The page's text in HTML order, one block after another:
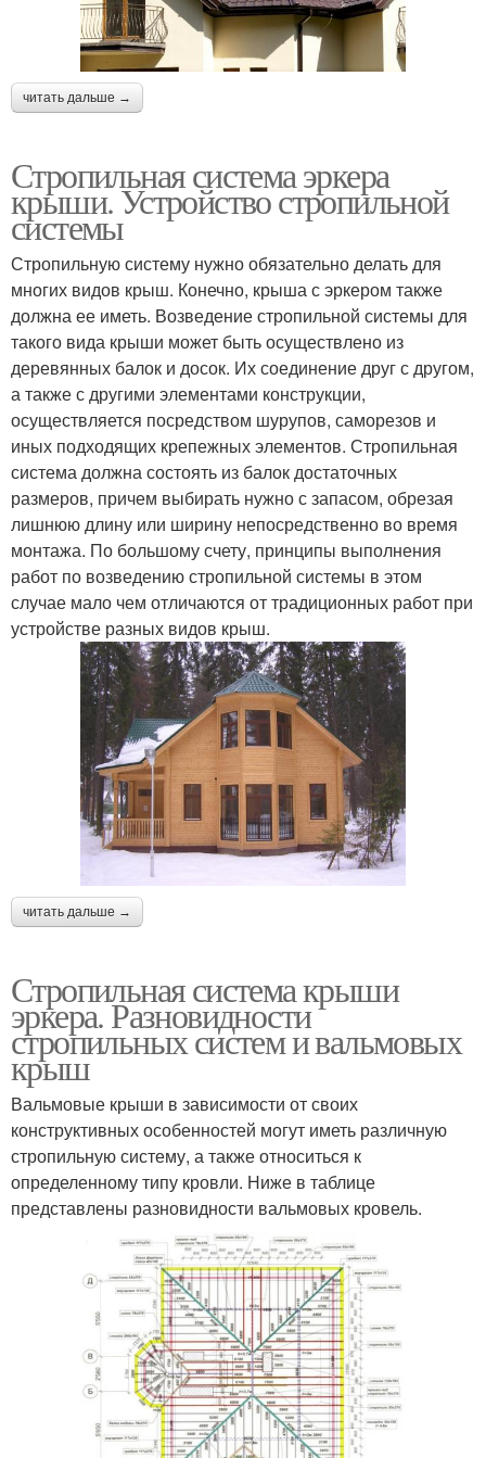
читать дальше →
Стропильная система эркера
крыши. Устройство стропильной
системы
Стропильную систему нужно обязательно делать для
многих видов крыш. Конечно, крыша с эркером также
должна ее иметь. Возведение стропильной системы для
такого вида крыши может быть осуществлено из
деревянных балок и досок. Их соединение друг с другом,
а также с другими элементами конструкции,
осуществляется посредством шурупов, саморезов и
иных подходящих крепежных элементов. Стропильная
система должна состоять из балок достаточных
размеров, причем выбирать нужно с запасом, обрезая
лишнюю длину или ширину непосредственно во время
монтажа. По большому счету, принципы выполнения
работ по возведению стропильной системы в этом
случае мало чем отличаются от традиционных работ при
устройстве разных видов крыш.
читать дальше →
Стропильная система крыши
эркера. Разновидности
стропильных систем и вальмовых
крыш
Вальмовые крыши в зависимости от своих
конструктивных особенностей могут иметь различную
стропильную систему, а также относиться к
определенному типу кровли. Ниже в таблице
представлены разновидности вальмовых кровель.